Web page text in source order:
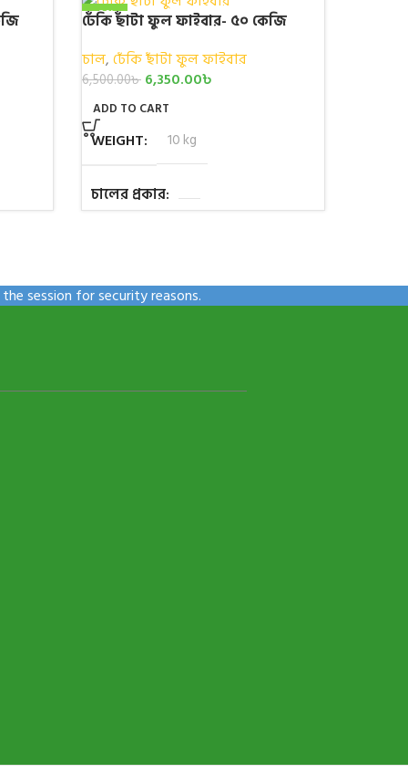
-2%
ঢেঁকি ছাঁটা ফুল ফাইবার- ৫০ কেজি
চাল,ঢেঁকি ছাঁটা ফুল ফাইবার
6,500.00৳ 6,350.00৳
ADD TO CART
WEIGHT 10 kg
চালের প্রকার
session for security reasons.